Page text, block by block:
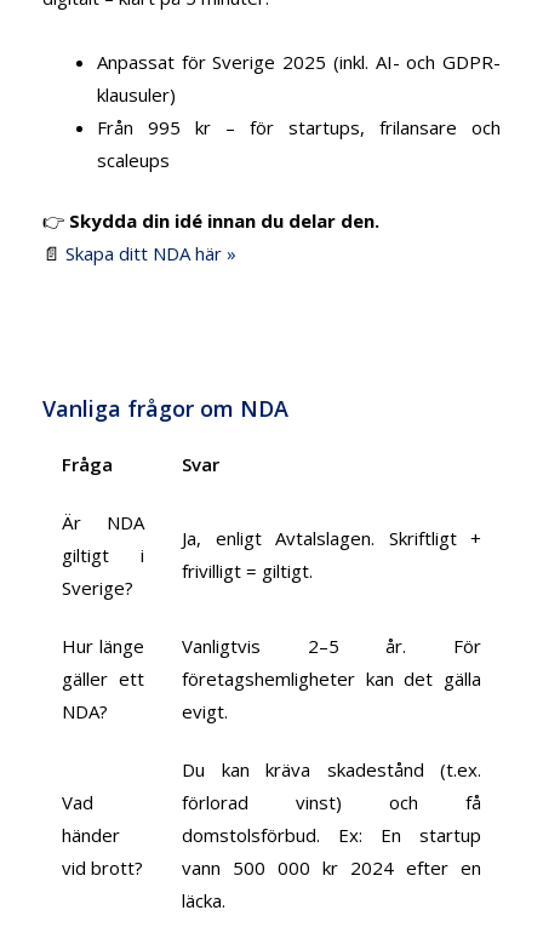
Anpassat för Sverige 2025 (inkl. AI- och GDPR-
klausuler)
Från 995 kr – för startups, frilansare och
scaleups
👉 Skydda din idé innan du delar den.
📄 Skapa ditt NDA här »
Vanliga frågor om NDA
Fråga Svar
Är NDA
giltigt i
Sverige?
Ja, enligt Avtalslagen. Skriftligt +
frivilligt = giltigt.
Hur länge
gäller ett
NDA?
Vanligtvis 2–5 år. För
företagshemligheter kan det gälla
evigt.
Vad
händer
vid brott?
Du kan kräva skadestånd (t.ex.
förlorad vinst) och få
domstolsförbud. Ex: En startup
vann 500 000 kr 2024 efter en
läcka.